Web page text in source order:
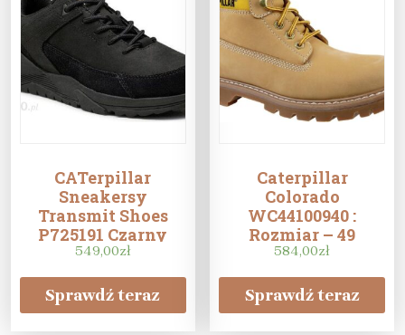
CATerpillar
Sneakersy
Transmit Shoes
P725191 Czarny
549,00zł
Sprawdź teraz
Caterpillar
Colorado
WC44100940 :
Rozmiar – 49
584,00zł
Sprawdź teraz